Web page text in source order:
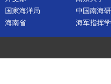
国家海洋局
海南省
中国南海
海军指挥